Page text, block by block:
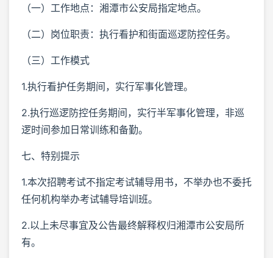
（一）工作地点：湘潭市公安局指定地点。
（二）岗位职责：执行看护和街面巡逻防控任务。
（三）工作模式
1.执行看护任务期间，实行军事化管理。
2.执行巡逻防控任务期间，实行半军事化管理，非巡
逻时间参加日常训练和备勤。
七、特别提示
1.本次招聘考试不指定考试辅导用书，不举办也不委托
任何机构举办考试辅导培训班。
2.以上未尽事宜及公告最终解释权归湘潭市公安局所
有。